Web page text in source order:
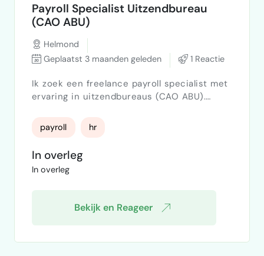
Payroll Specialist Uitzendbureau
(CAO ABU)
Helmond
Geplaatst 3 maanden geleden
1 Reactie
Ik zoek een freelance payroll specialist met
ervaring in uitzendbureaus (CAO ABU).
van inlenersbelonings- controle
reserveringen (vakantiegeld, feestdagen
etc.)- periodieke check (niet full payroll)
Frequentie:- start audit + daarna af en toe
controle Belangrijk:- ervaring met
payroll hr
In overleg
In overleg
Bekijk en Reageer